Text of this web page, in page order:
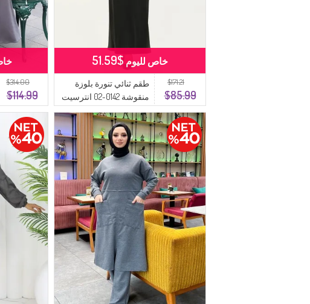
$171.21
$85.99
طقم ثنائي تنورة بلوزة
منقوشة 0142-02 انترسيت
خاص لليوم $51.59
$314.00
$114.99